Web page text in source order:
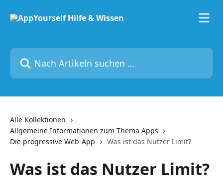
Nach Artikeln suchen …
Alle Kollektionen
Allgemeine Informationen zum Thema Apps
Die progressive Web-App
Was ist das Nutzer Limit?
Was ist das Nutzer Limit?